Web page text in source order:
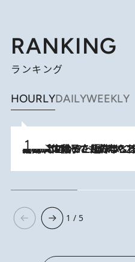
RANKING
ランキング
HOURLYDAILYWEEKLY
2026.8.5
【阿川佐和子さんの年とる力】なぜ70代で始めた趣味は“こんなに楽しい”のか？ ピアノ、俳句…スランプに陥っても続けられる“ある秘訣”とは
1 / 5